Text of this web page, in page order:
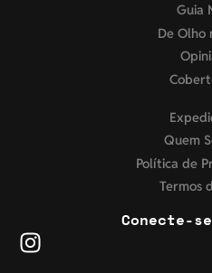
Guia
De Olho
Quem
Política de
Termos
Conecte-